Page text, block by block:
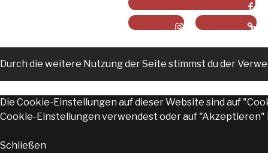
Curry-Paule auf Facebook
Instagram
Onlineshop
Durch die weitere Nutzung der Seite stimmst du der
Die Cookie-Einstellungen auf dieser Website sind auf
Cookie-Einstellungen verwendest oder auf
Schließen